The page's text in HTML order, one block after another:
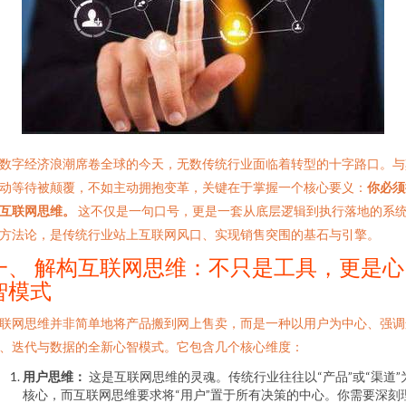
字经济浪潮席卷全球的今天，无数传统行业面临着转型的十字路口。
等待被颠覆，不如主动拥抱变革，关键在于掌握一个核心要义： 你必
联网思维。
这不仅是一句口号，更是一套从底层逻辑到执行落地的系
法论，是传统行业站上互联网风口、实现销售突围的基石与引擎。
、 解构互联网思维：不只是工具，更是心
模式
网思维并非简单地将产品搬到网上售卖，而是一种以用户为中心、强
迭代与数据的全新心智模式。它包含几个核心维度：
用户思维： 这是互联网思维的灵魂。传统行业往往以“产品”或“渠道”
核心，而互联网思维要求将“用户”置于所有决策的中心。你需要深刻